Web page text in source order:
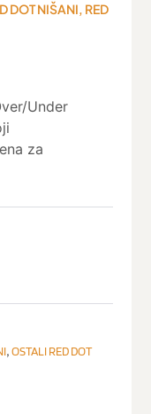
DOT NIŠANI, RED
Under
za
,OSTALI RED DOT